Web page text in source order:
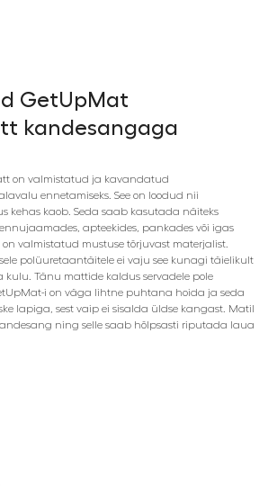
GetUpMat
kandesangaga
on valmistatud ja kavandatud
ennetamiseks. See on loodud nii
kehas kaob. Seda saab kasutada näiteks
apteekides, pankades või igas
on valmistatud mustuse tõrjuvast materjalist.
polüuretaantäitele ei vaju see kunagi täielikult
kulu. Tänu mattide kaldus servadele pole
i on väga lihtne puhtana hoida ja seda
lapiga, sest vaip ei sisalda üldse kangast. Matil
ning selle saab hõlpsasti riputada laua